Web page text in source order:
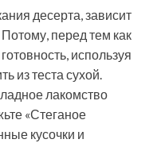
десерта, зависит
Потому, перед тем как
используя
из теста сухой.
лакомство
«Стеганое
кусочки и